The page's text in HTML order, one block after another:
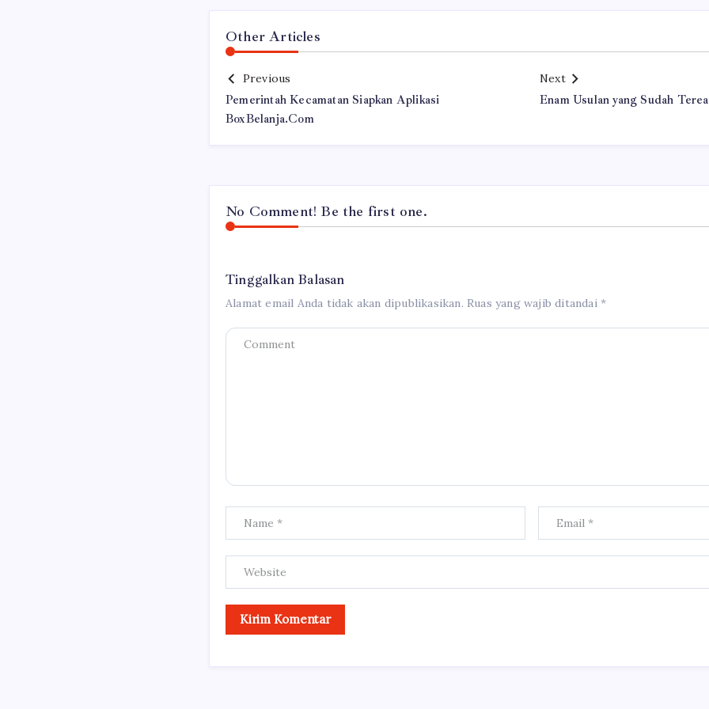
Other Articles
Previous
Pemerintah Kecamatan Siapkan Aplikasi
BoxBelanja.Com
Next
Enam Usulan yang Sudah
No Comment! Be the first one.
Tinggalkan Balasan
Alamat email Anda tidak akan dipublikasikan. Ruas yang wajib ditandai*